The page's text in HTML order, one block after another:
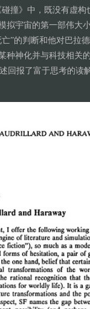
碰撞》中，既没有虚
宇宙的第一部伟大
”的判断和他对巴拉
种神化并与科技相关
回报了富于思考的读